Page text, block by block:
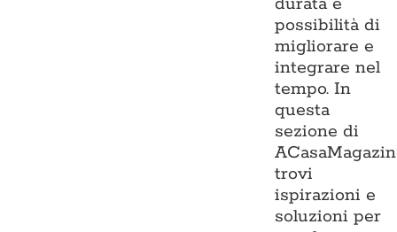
possibilità di
migliorare e
integrare nel
tempo. In
questa
sezione di
trovi
ispirazioni e
soluzioni per